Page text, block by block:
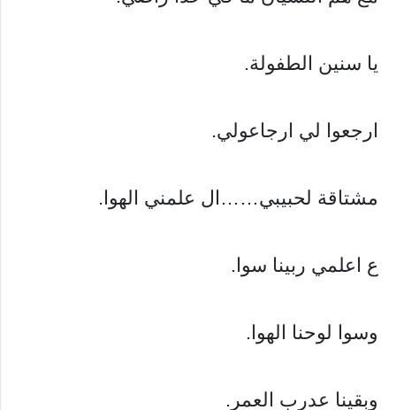
يا سنين الطفولة.
ارجعوا لي ارجاعولي.
مشتاقة لحبيبي……ال علمني الهوا.
ع اعلمي ربينا سوا.
وسوا لوحنا الهوا.
وبقينا عدرب العمر.